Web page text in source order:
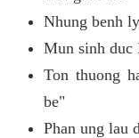
Nhung benh
Mun sinh duc
Ton thuong
be"
Phan ung lau